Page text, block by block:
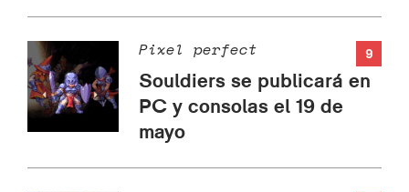
9
Pixel perfect
Souldiers se publicará en
PC y consolas el 19 de
mayo